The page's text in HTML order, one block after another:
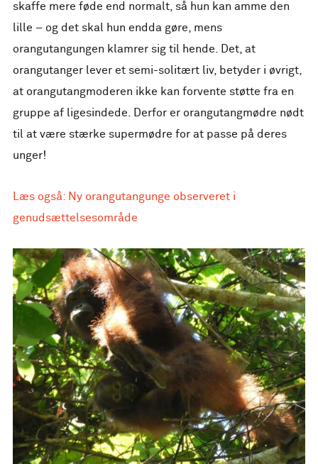
skaffe mere føde end normalt, så hun kan amme den
lille – og det skal hun endda gøre, mens
orangutangungen klamrer sig til hende. Det, at
orangutanger lever et semi-solitært liv, betyder i øvrigt,
at orangutangmoderen ikke kan forvente støtte fra en
gruppe af ligesindede. Derfor er orangutangmødre nødt
til at være stærke supermødre for at passe på deres
unger!
Læs også: Ny orangutangunge observeret i
genudsættelsesområde